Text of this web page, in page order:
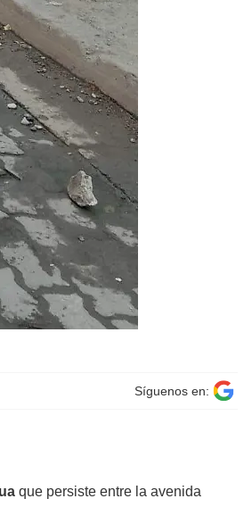
Síguenos en:
que persiste entre la avenida